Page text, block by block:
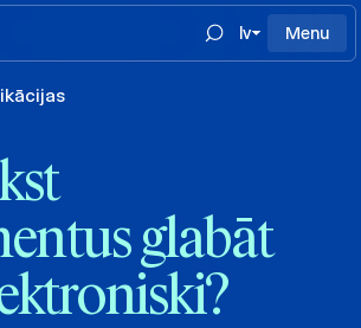
lv Menu
glabāt